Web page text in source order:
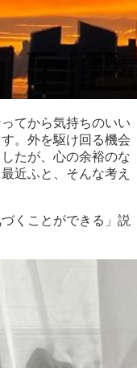
てから気持ちのいい
。外を駆け回る機会
たが、心の余裕のな
近ふと、そんな考え
くことができる」説